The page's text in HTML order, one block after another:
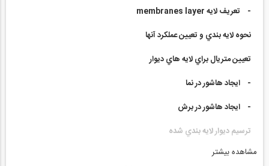
- تعريف لايه membranes layer
نحوه لايه بندي و تعيين عملكرد آنها
تعيين متريال براي لايه هاي ديوار
- ايجاد هاشور در نما
- ايجاد هاشور در برش
ترسيم ديوار لايه بندي شده
ترسيم ديوارهاي متقاطع
مشاهده بیشتر